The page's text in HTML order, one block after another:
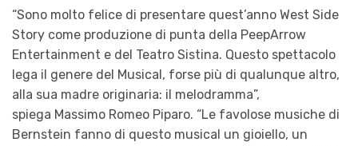
“Sono molto felice di presentare quest’anno West Side
Story come produzione di punta della PeepArrow
Entertainment e del Teatro Sistina. Questo spettacolo
lega il genere del Musical, forse più di qualunque altro,
alla sua madre originaria: il melodramma”,
spiega Massimo Romeo Piparo. “Le favolose musiche di
Bernstein fanno di questo musical un gioiello, un